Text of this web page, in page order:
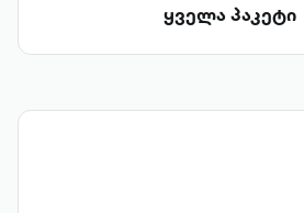
ყველა პაკეტი